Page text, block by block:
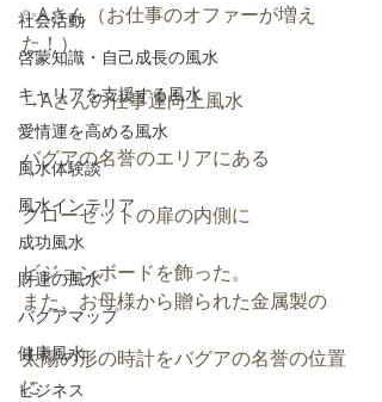
社会活動
啓蒙知識・自己成長の風水
キャリアを支援する風水
愛情運を高める風水
風水体験談
風水インテリア
成功風水
財運の風水
バグアマップ
健康風水
ビジネス
✨Aさん（お仕事のオファーが増え
た！）
→Aさんの仕事運向上風水
バグアの名誉のエリアにある
クローゼットの扉の内側に
ビジョンボードを飾った。
また、お母様から贈られた金属製の
太陽の形の時計をバグアの名誉の位置
に